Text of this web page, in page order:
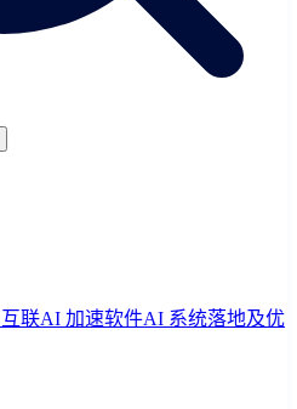
联AI 加速软件AI 系统落地及优